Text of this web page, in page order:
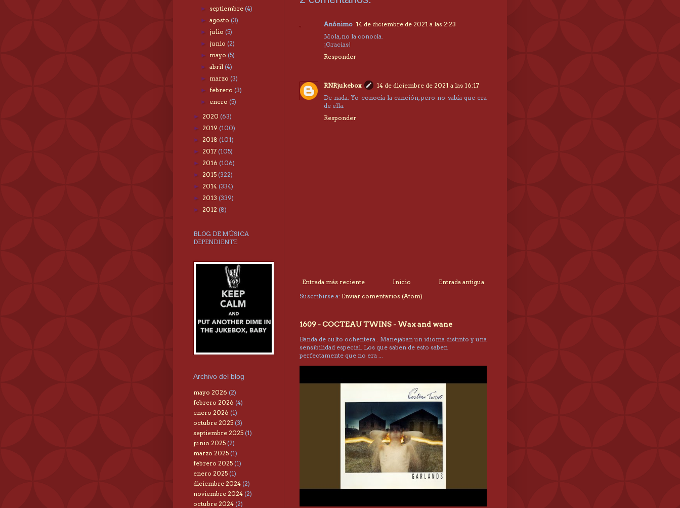
Anónimo 14 de diciembre de 2021 a las 2:23
Mola, no la conocía.
¡Gracias!
Responder
RNRjukebox
14 de diciembre de 2021 a las 16:17
De nada. Yo conocía la canción, pero no sabía que era
de ella.
Responder
Entrada más reciente Entrada antigua
Inicio
Suscribirse a: Enviar comentarios (Atom)
1609 - COCTEAU TWINS - Wax and wane
Banda de culto ochentera . Manejaban un idioma distinto y una
sensibilidad especial. Los que saben de esto saben
perfectamente que no era ...
►septiembre(4)
►agosto(3)
► julio(5)
► junio(2)
► mayo(5)
►abril(4)
► marzo(3)
►febrero(3)
► enero(5)
► 2020 (63)
► 2019 (100)
► 2018 (101)
► 2017 (105)
► 2016 (106)
► 2015 (322)
► 2014 (334)
► 2013 (339)
► 2012 (8)
BLOG DE MÚSICA
DEPENDIENTE
Archivo del blog
mayo 2026 (2)
febrero 2026 (4)
enero 2026 (1)
octubre 2025 (3)
septiembre 2025 (1)
junio 2025 (2)
marzo 2025 (1)
febrero 2025 (1)
enero 2025 (1)
diciembre 2024 (2)
noviembre 2024 (2)
octubre 2024 (2)